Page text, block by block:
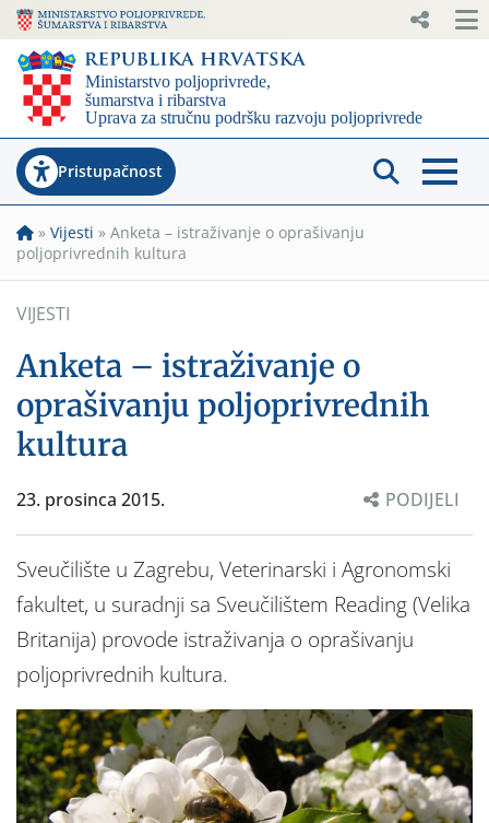
Pristupačnost
» Vijesti » Anketa – istraživanje o oprašivanju
poljoprivrednih kultura
VIJESTI
Anketa – istraživanje o
oprašivanju poljoprivrednih
kultura
23. prosinca 2015. PODIJELI
Sveučilište u Zagrebu, Veterinarski i Agronomski
fakultet, u suradnji sa Sveučilištem Reading (Velika
Britanija) provode istraživanja o oprašivanju
poljoprivrednih kultura.